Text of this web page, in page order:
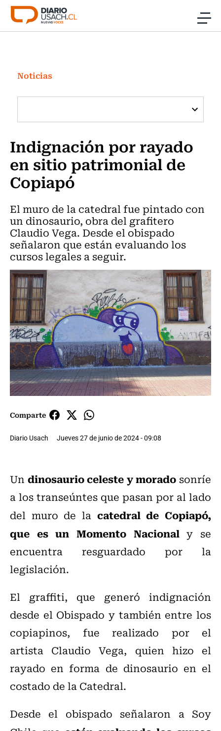
Click acá para ir directamente al contenido
Investigación
Cultura
Programas Radio y TV Usach
Noticias
Indignación por rayado
en sitio patrimonial de
Copiapó
El muro de la catedral fue pintado con
un dinosaurio, obra del grafitero
Claudio Vega. Desde el obispado
señalaron que están evaluando los
cursos legales a seguir.
Comparte
Diario Usach Jueves 27 de junio de 2024 - 09:08
Un dinosaurio celeste y moradosonríe
a los transeúntes que pasan por al lado
del muro de la catedral de Copiapó,
que es un Momento Nacionaly se
encuentra resguardado por la
legislación.
El graffiti, que generó indignación
desde el Obispado y también entre los
copiapinos, fue realizado por el
artista Claudio Vega, quien hizo el
rayado en forma de dinosaurio en el
costado de la Catedral.
Desde el obispado señalaron a Soy